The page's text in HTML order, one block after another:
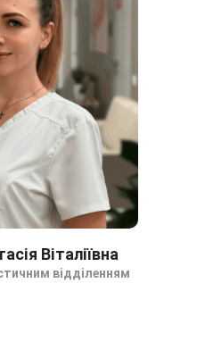
Віталіївна
відділенням